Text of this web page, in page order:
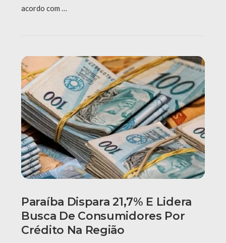
acordo com …
Paraíba Dispara 21,7% E Lidera
Busca De Consumidores Por
Crédito Na Região